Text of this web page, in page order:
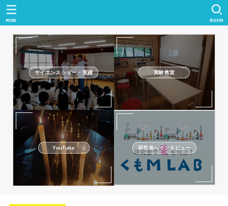
SEARCH
MENU
サイエンスショー・実績 実験教室
YouTube 研究者へインタビュー